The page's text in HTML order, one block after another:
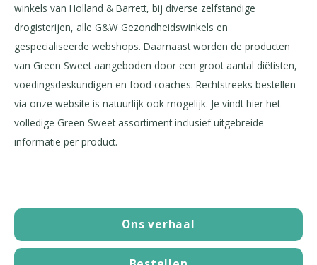
winkels van Holland & Barrett, bij diverse zelfstandige
drogisterijen, alle G&W Gezondheidswinkels en
gespecialiseerde webshops. Daarnaast worden de producten
van Green Sweet aangeboden door een groot aantal diëtisten,
voedingsdeskundigen en food coaches. Rechtstreeks bestellen
via onze website is natuurlijk ook mogelijk. Je vindt hier het
volledige Green Sweet assortiment inclusief uitgebreide
informatie per product.
Ons verhaal